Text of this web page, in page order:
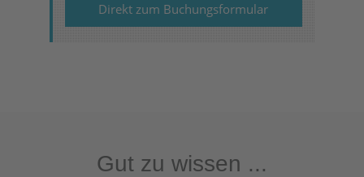
Direkt zum Buchungsformular
Gut zu wissen ...